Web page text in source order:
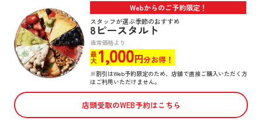
Webからのご予約限定！
スタッフが選ぶ季節のおすすめ
8ピースタルト
通常価格より
最大1,000円分お得！
※割引はWeb予約限定のため、店舗で直接ご購入いただく方
はご利用いただけません。
店頭受取のWEB予約はこちら